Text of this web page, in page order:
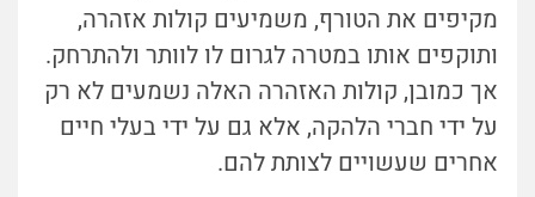
מקיפים את הטורף, משמיעים קולות אזהרה,
ותוקפים אותו במטרה לגרום לו לוותר ולהתרחק.
אך כמובן, קולות האזהרה האלה נשמעים לא רק
על ידי חברי הלהקה, אלא גם על ידי בעלי חיים
אחרים שעשויים לצותת להם.